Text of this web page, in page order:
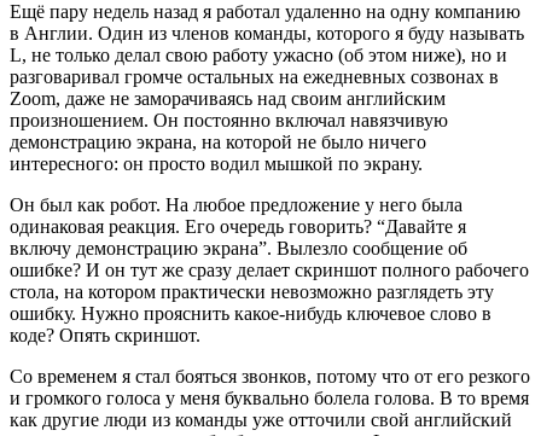
Ещё пару недель назад я работал удаленно на одну компанию
в Англии. Один из членов команды, которого я буду называть
L, не только делал свою работу ужасно (об этом ниже), но и
разговаривал громче остальных на ежедневных созвонах в
Zoom, даже не заморачиваясь над своим английским
произношением. Он постоянно включал навязчивую
демонстрацию экрана, на которой не было ничего
интересного: он просто водил мышкой по экрану.
Он был как робот. На любое предложение у него была
одинаковая реакция. Его очередь говорить? “Давайте я
включу демонстрацию экрана”. Вылезло сообщение об
ошибке? И он тут же сразу делает скриншот полного рабочего
стола, на котором практически невозможно разглядеть эту
ошибку. Нужно прояснить какое-нибудь ключевое слово в
коде? Опять скриншот.
Со временем я стал бояться звонков, потому что от его резкого
и громкого голоса у меня буквально болела голова. В то время
как другие люди из команды уже отточили свой английский